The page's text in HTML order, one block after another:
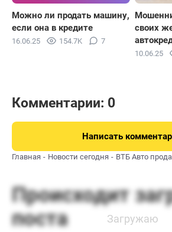
Можно ли продать машину,
если она в кредите
16.06.25 154.7K 7
своих
10.06.25
Комментарии: 0
Написать
Главная Новости сегодня ВТБ Авто